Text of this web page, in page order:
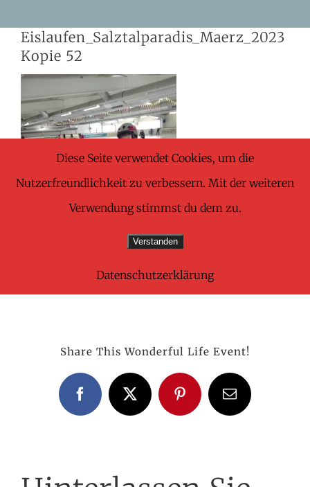
content
Eislaufen_Salztalparadis_Maerz_2023
Kopie 52
Share This Wonderful Life Event!
FacebookX PinterestE-
Mail
Diese Seite verwendet Cookies, um die
Nutzerfreundlichkeit zu verbessern. Mit der weiteren
Verwendung stimmst du dem zu.
Verstanden
Datenschutzerklärung